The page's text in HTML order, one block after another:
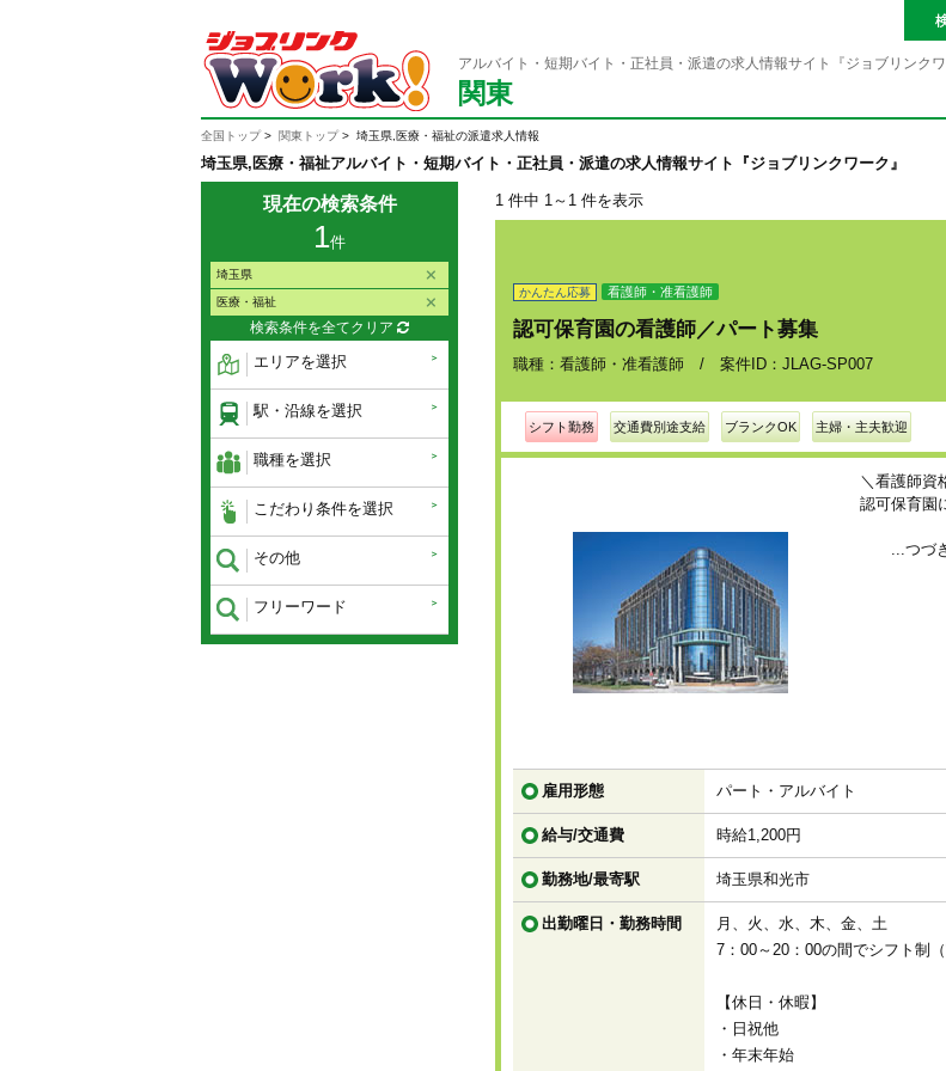
アルバイト・短期バイト・正社員・派遣の求人情報サイト『ジョブリンクワ
関東
全国トップ 関東トップ 埼玉県,医療・福祉の派遣求人情報
埼玉県,医療・福祉アルバイト・短期バイト・正社員・派遣の求人情報サイト『ジョブリンクワーク』
1 件中 1～1 件を表示
かんたん応募 看護師・准看護師
認可保育園の看護師／パート募集
職種：看護師・准看護師 / 案件ID：JLAG-SP007
シフト勤務 交通費別途支給 ブランクOK 主婦・主夫歓迎
＼看護師資
認可保育園
...つづ
雇用形態 パート・アルバイト
給与/交通費 時給1,200円
勤務地/最寄駅 埼玉県和光市
出勤曜日・勤務時間
月、火、水、木、金、土
7：00～20：00の間でシフト制（
【休日・休暇】
・日祝他
・年末年始
現在の検索条件
1件
埼玉県
医療・福祉
検索条件を全てクリア
エリアを選択
駅・沿線を選択
職種を選択
こだわり条件を選択
その他
フリーワード